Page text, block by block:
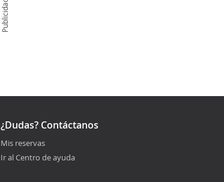
Publicidad
¿Dudas? Contáctanos
Mis reservas
Ir al Centro de ayuda